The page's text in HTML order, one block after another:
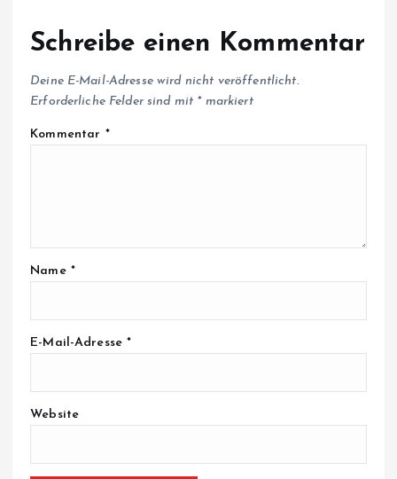
Schreibe einen Kommentar
Deine E-Mail-Adresse wird nicht veröffentlicht.
Erforderliche Felder sind mit *markiert
Kommentar *
Name *
E-Mail-Adresse*
Website